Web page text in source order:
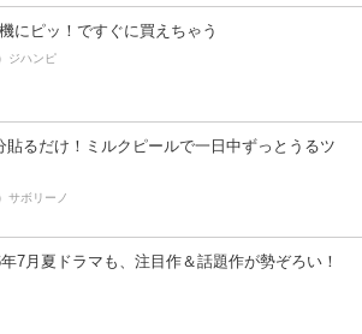
にピッ！ですぐに買えちゃう
ジハンピ
貼るだけ！ミルクピールで一日中ずっとうるツ
サボリーノ
7月夏ドラマも、注目作＆話題作が勢ぞろい！